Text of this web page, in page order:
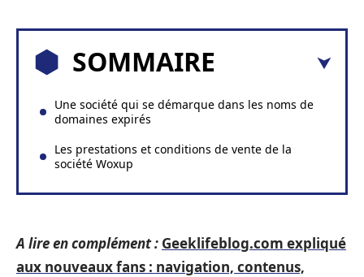
SOMMAIRE
Une société qui se démarque dans les noms de
domaines expirés
Les prestations et conditions de vente de la
société Woxup
A lire en complément : Geeklifeblog.com expliqué
aux nouveaux fans : navigation, contenus,